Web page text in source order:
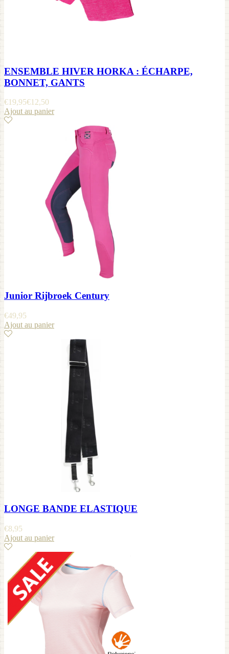
ENSEMBLE HIVER HORKA : ÉCHARPE,
BONNET, GANTS
€19,95€12,50
Ajout au panier
Junior Rijbroek Century
€49,95
Ajout au panier
LONGE BANDE ELASTIQUE
€8,95
Ajout au panier